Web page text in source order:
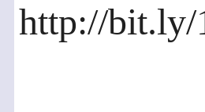
http://